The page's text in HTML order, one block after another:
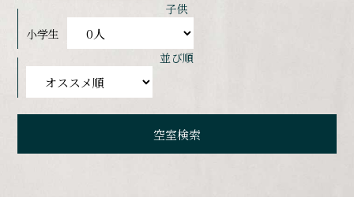
子供
小学生
並び順